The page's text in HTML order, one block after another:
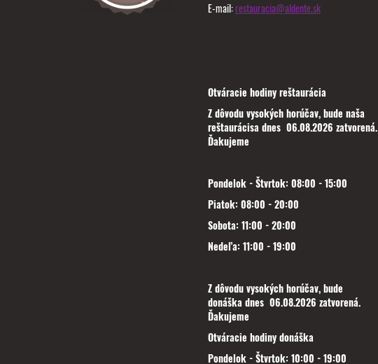
E-mail:restauracia@aldente.sk
Otváracie hodiny reštaurácia
Z dôvodu vysokých horúčav, bude naša
reštaurácisa dnes 06.08.2026 zatvorená.
Ďakujeme
Pondelok - Štvrtok: 08:00 - 15:00
Piatok: 08:00 - 20:00
Sobota: 11:00 - 20:00
Nedeľa: 11:00 - 19:00
Z dôvodu vysokých horúčav, bude
donáška dnes 06.08.2026 zatvorená.
Ďakujeme
Otváracie hodiny donáška
Pondelok - Štvrtok: 10:00 - 19:00